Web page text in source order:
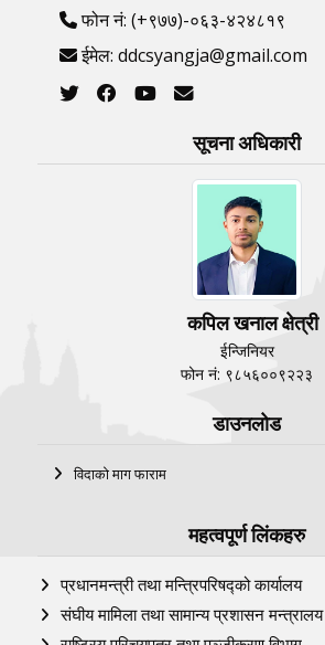
फोन नं: (+९७७)-०६३-४२४८१९
ईमेल: ddcsyangja@gmail.com
सूचना अधिकारी
कपिल खनाल क्षेत्री
ईन्जिनियर
फोन नं: ९८५६००९२२३
डाउनलोड
विदाको माग फाराम
महत्वपूर्ण लिंकहरु
प्रधानमन्त्री तथा मन्त्रिपरिषद्को कार्यालय
संघीय मामिला तथा सामान्य प्रशासन मन्त्रालय